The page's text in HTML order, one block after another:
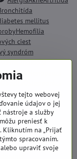
mellitus
Hemofília
ciest
syndróm
Kandidóza
chorobyStres
deti
tejto webovej
údajov o jej
nástroje a služby
preniesť k
Kliknutím na „Prijať
spracovaním.
upraviť svoje